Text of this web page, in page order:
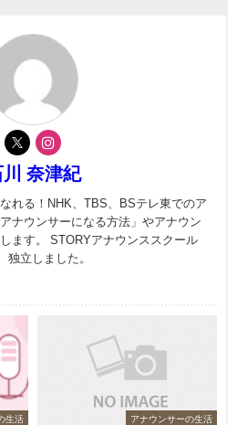
川 奈津紀
れる！NHK、TBS、BSテレ東でのア
ナウンサーになる方法」やアナウン
ます。 STORYアナウンススクール
独立しました。
生活 アナウンサーの生活